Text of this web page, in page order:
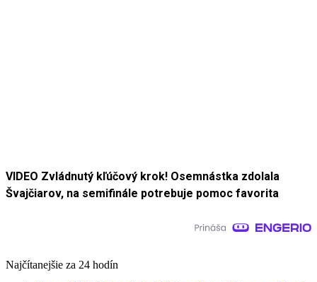
VIDEO Zvládnutý kľúčový krok! Osemnástka zdolala
Švajčiarov, na semifinále potrebuje pomoc favorita
Najčítanejšie za 24 hodín